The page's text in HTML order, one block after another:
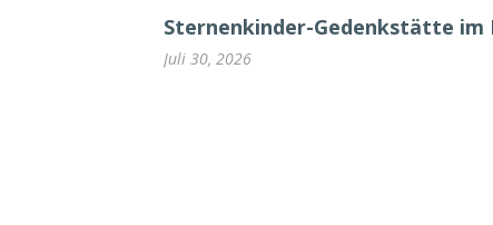
Sternenkinder-Gedenkstätte im
Juli 30, 2026